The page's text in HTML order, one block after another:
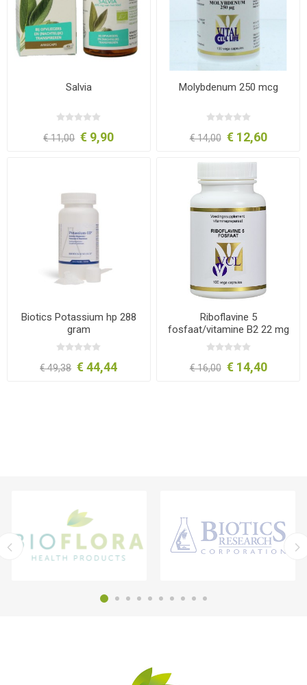
Salvia
€ 11,00 € 9,90
Molybdenum 250 mcg
€ 14,00 € 12,60
Biotics Potassium hp 288
gram
€ 49,38 € 44,44
Riboflavine 5
fosfaat/vitamine B2 22 mg
€ 16,00 € 14,40